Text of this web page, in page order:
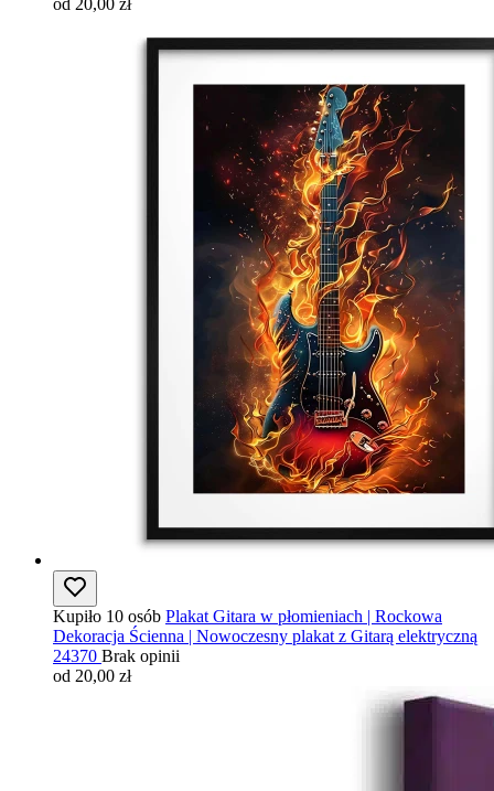
od 20,00 zł
Kupiło 10 osób Plakat Gitara w płomieniach | Rockowa
Dekoracja Ścienna | Nowoczesny plakat z Gitarą elektryczną
24370 Brak opinii
od 20,00 zł